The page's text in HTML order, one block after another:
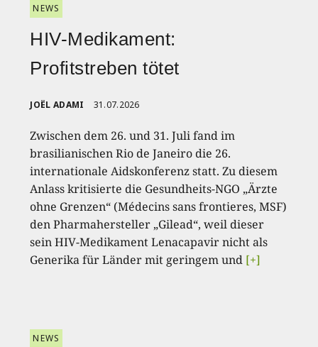
NEWS
HIV-Medikament:
Profitstreben tötet
JOËL ADAMI 31.07.2026
Zwischen dem 26. und 31. Juli fand im
brasilianischen Rio de Janeiro die 26.
internationale Aidskonferenz statt. Zu diesem
Anlass kritisierte die Gesundheits-NGO „Ärzte
ohne Grenzen“ (Médecins sans frontieres, MSF)
den Pharmahersteller „Gilead“, weil dieser
sein HIV-Medikament Lenacapavir nicht als
Generika für Länder mit geringem und [+]
NEWS